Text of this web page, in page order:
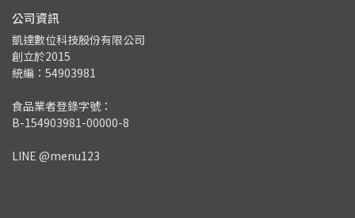
公司資訊
凱達數位科技股份有限公司
創立於2015
統編：54903981
食品業者登錄字號：
B-154903981-00000-8
LINE @menu123